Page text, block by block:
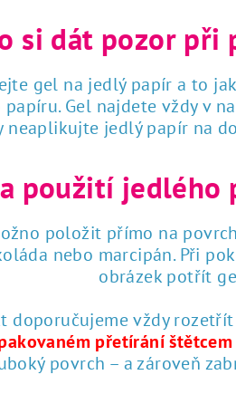
papír
si dát pozor při
gel na jedlý papír a to
Gel najdete vždy v
neaplikujte jedlý papír na
použití
položit přímo na
nebo marcipán. Při
obrázek potřít
doporučujeme vždy
přetírání
povrch – a zároveň